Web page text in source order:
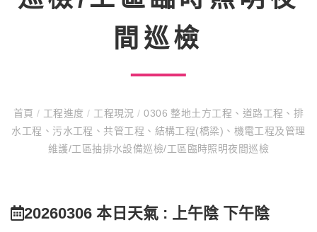
間巡檢
首頁/ 工程進度/ 工程現況/ 0306 整地土方工程、道路工程、排
水工程、污水工程、共管工程、結構工程(橋梁)、機電工程及管理
維護/工區抽排水設備巡檢/工區臨時照明夜間巡檢
20260306 本日天氣 : 上午陰 下午陰